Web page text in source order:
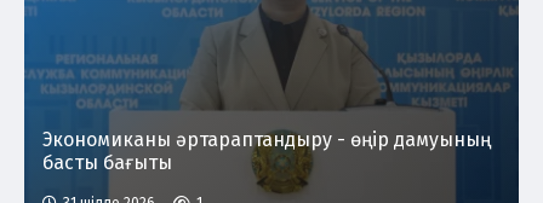
Экономиканы әртараптандыру - өңір дамуының
басты бағыты